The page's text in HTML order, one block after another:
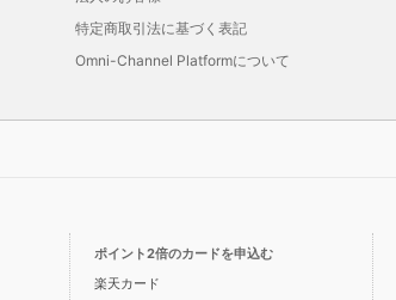
特定商取引法に基づく表記
Omni-Channel Platformについて
ポイント2倍のカードを申込む
楽天カード